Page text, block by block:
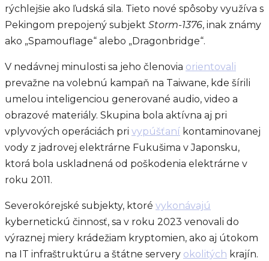
rýchlejšie ako ľudská sila. Tieto nové spôsoby využíva s
Pekingom prepojený subjekt Storm-1376, inak známy
ako „Spamouflage“ alebo „Dragonbridge“.
V nedávnej minulosti sa jeho členovia orientovali
prevažne na volebnú kampaň na Taiwane, kde šírili
umelou inteligenciou generované audio, video a
obrazové materiály. Skupina bola aktívna aj pri
vplyvových operáciách pri vypúšťaní kontaminovanej
vody z jadrovej elektrárne Fukušima v Japonsku,
ktorá bola uskladnená od poškodenia elektrárne v
roku 2011.
Severokórejské subjekty, ktoré vykonávajú
kybernetickú činnosť, sa v roku 2023 venovali do
výraznej miery krádežiam kryptomien, ako aj útokom
na IT infraštruktúru a štátne servery okolitých krajín.